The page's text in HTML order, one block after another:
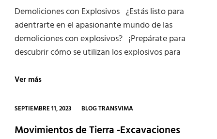
Demoliciones con Explosivos ¿Estás listo para
adentrarte en el apasionante mundo de las
demoliciones con explosivos? ¡Prepárate para
descubrir cómo se utilizan los explosivos para
Ver másDemoliciones
SEPTIEMBRE 11, 2023 CATEGORIES
BLOG TRANSVIMA
Movimientos de Tierra -Excavaciones